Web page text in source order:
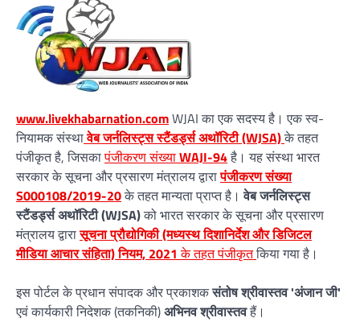
www.livekhabarnation.comWJAI का एक सदस्य है। एक स्व-
नियामक संस्थावेब जर्नलिस्ट्स स्टैंडर्ड्स अथॉरिटी (WJSA)के तहत
पंजीकृत है, जिसकापंजीकरण संख्याWAJI-94है। यह संस्था भारत
सरकार के सूचना और प्रसारण मंत्रालय द्वारापंजीकरण संख्या
S000108/2019-20के तहत मान्यता प्राप्त है।वेब जर्नलिस्ट्स
स्टैंडर्ड्स अथॉरिटी (WJSA)को भारत सरकार के सूचना और प्रसारण
मंत्रालय द्वारासूचना प्रौद्योगिकी (मध्यस्थ दिशानिर्देश और डिजिटल
मीडिया आचार संहिता) नियम, 2021 के तहत पंजीकृतकिया गया है।
इस पोर्टल के प्रधान संपादक और प्रकाशकसंतोष श्रीवास्तव 'अंजान जी'
एवं कार्यकारी निदेशक (तकनिकी)अभिनव श्रीवास्तवहैं।